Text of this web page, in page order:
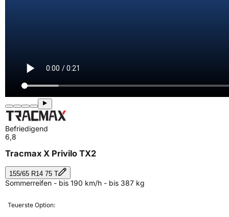
Befriedigend
6,8
Tracmax X Privilo TX2
155/65 R14 75 T
Sommerreifen - bis 190 km/h - bis 387 kg
Teuerste Option: